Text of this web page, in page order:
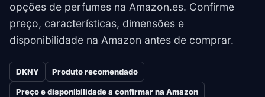
opções de perfumes na Amazon.es. Confirme
preço, características, dimensões e
disponibilidade na Amazon antes de comprar.
DKNY Produto recomendado
Preço e disponibilidade a confirmar na Amazon